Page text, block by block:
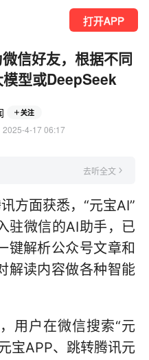
打开APP
信好友，根据不同
型或DeepSeek
关注
  2025-4-17 06:17
去听全文
方面获悉，“元宝AI”
驻微信的AI助手，已
键解析公众号文章和
解读内容做各种智能
用户在微信搜索“元
宝APP、跳转腾讯元